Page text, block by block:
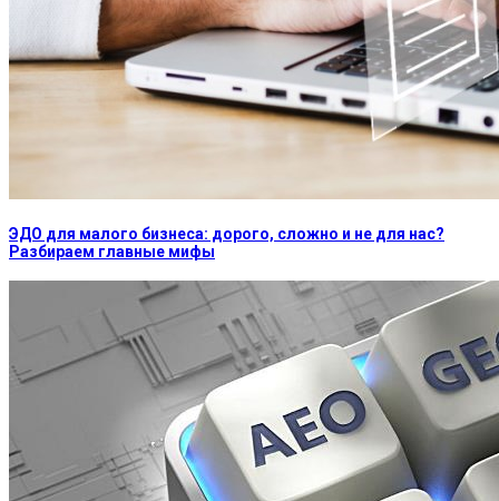
ЭДО для малого бизнеса: дорого, сложно и не для нас?
Разбираем главные мифы